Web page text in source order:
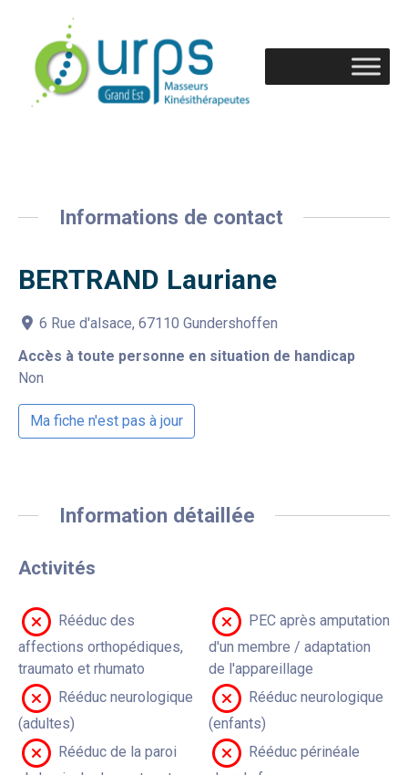
Informations de contact
BERTRAND Lauriane
6 Rue d'alsace, 67110 Gundershoffen
Accès à toute personne en situation de handicap
Non
Ma fiche n'est pas à jour
Information détaillée
Activités
Rééduc des
affections orthopédiques,
traumato et rhumato
PEC après amputation
d'un membre / adaptation
de l'appareillage
Rééduc neurologique
(adultes)
Rééduc neurologique
(enfants)
Rééduc de la paroi
Rééduc périnéale